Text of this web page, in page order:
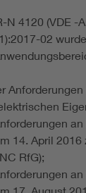
N 4120 (VDE
02
14. April
RfG);